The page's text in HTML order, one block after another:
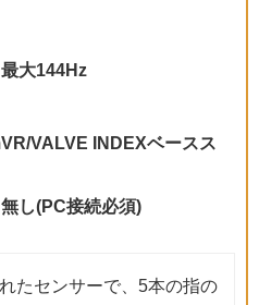
大144Hz
VALVE INDEXベースス
し(PC接続必須)
たセンサーで、5本の指の